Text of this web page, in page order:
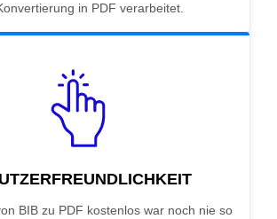
in PDF verarbeitet.
BIB zu PDF kostenlos war noch nie so